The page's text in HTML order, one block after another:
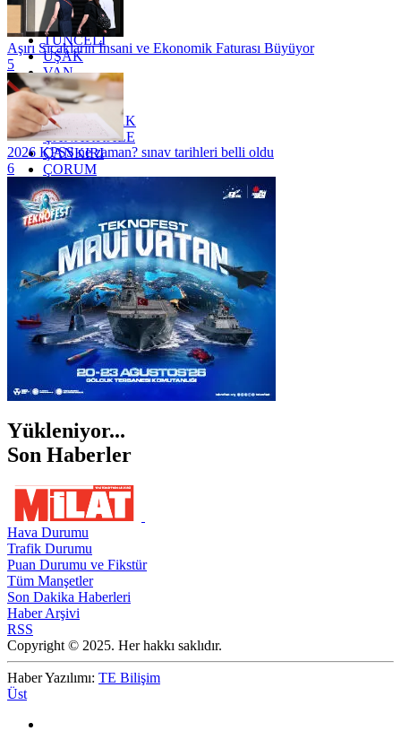
TOKAT
TRABZON
TUNCELİ
UŞAK
VAN
YALOVA
YOZGAT
ZONGULDAK
ÇANAKKALE
ÇANKIRI
ÇORUM
İSTANBUL
İZMİR
ŞANLIURFA
ŞIRNAK
Aşırı Sıcakların İnsani ve Ekonomik Faturası Büyüyor
5
2026 KPSS ne zaman? sınav tarihleri belli oldu
6
Yükleniyor...
Son Haberler
Hava Durumu
Trafik Durumu
Puan Durumu ve Fikstür
Tüm Manşetler
Son Dakika Haberleri
Haber Arşivi
RSS
Copyright © 2025. Her hakkı saklıdır.
Haber Yazılımı: TE Bilişim
Üst